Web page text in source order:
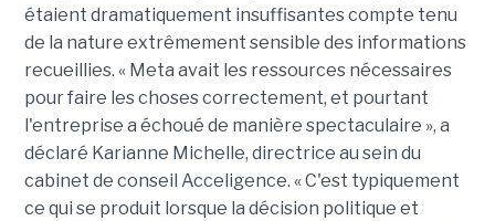
étaient dramatiquement insuffisantes compte tenu
de la nature extrêmement sensible des informations
recueillies. « Meta avait les ressources nécessaires
pour faire les choses correctement, et pourtant
l'entreprise a échoué de manière spectaculaire », a
déclaré Karianne Michelle, directrice au sein du
cabinet de conseil Acceligence. « C'est typiquement
ce qui se produit lorsque la décision politique et